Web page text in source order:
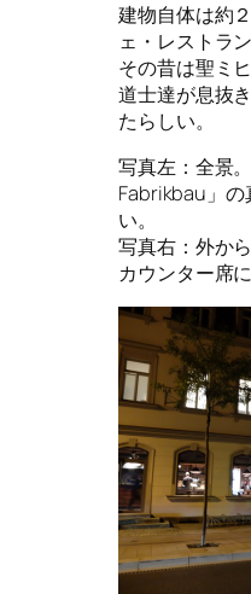
建物自体は約
ェ・レストラン
その昔は聖ミ
道士達が息抜
たらしい。
写真左：全景
Fabrikbau」の
い。
写真右：外か
カウンター席